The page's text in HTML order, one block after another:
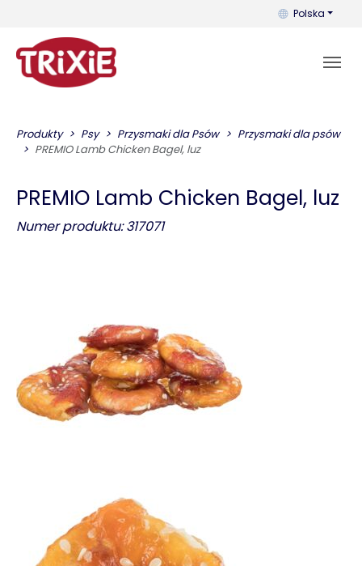
Możesz
Polska
Produkty Psy Przysmaki dla Psów
Przysmaki dla psów
PREMIO Lamb Chicken Bagel, luz
PREMIO Lamb Chicken Bagel, luz
Numer produktu: 317071